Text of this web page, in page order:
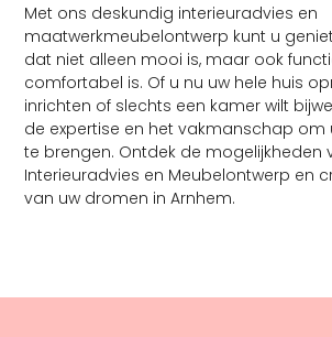
Met ons deskundig interieuradvies en
maatwerkmeubelontwerp kunt u
dat niet alleen mooi is, maar ook
comfortabel is. Of u nu uw hele huis
inrichten of slechts een kamer wilt
de expertise en het vakmanschap om
te brengen. Ontdek de mogelijkheden
Interieuradvies en Meubelontwerp en
van uw dromen in Arnhem.